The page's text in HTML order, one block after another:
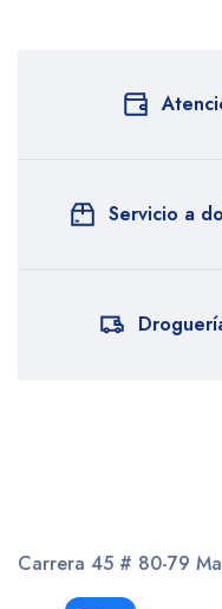
Servicio a
Carrera 45 # 80-79